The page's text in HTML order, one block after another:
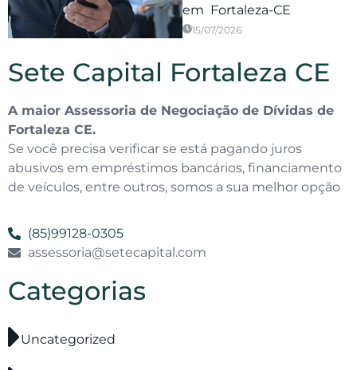
em Fortaleza-CE
15/07/2026
Sete Capital Fortaleza CE
A maior Assessoria de Negociação de Dívidas de
Fortaleza CE.
Se você precisa verificar se está pagando juros
abusivos em empréstimos bancários, financiamento
de veículos, entre outros, somos a sua melhor opção
(85)99128-0305
assessoria@setecapital.com
Categorias
Uncategorized